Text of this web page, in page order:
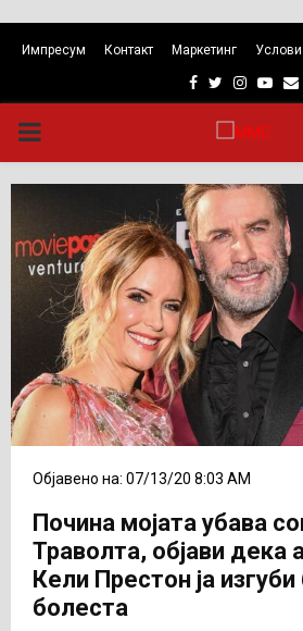
Импресум Контакт Маркетинг
Facebook
Twitter
PRIMARY
MENU
Објавено на: 07/13/20 8:03 AM
Почина мојата убава
Траволта, објави дека
Кели Престон ја
болеста